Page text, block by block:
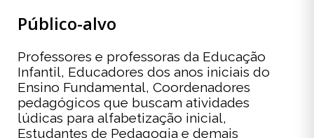
Público-alvo
Professores e professoras da Educação
Infantil, Educadores dos anos iniciais do
Ensino Fundamental, Coordenadores
pedagógicos que buscam atividades
lúdicas para alfabetização inicial,
Estudantes de Pedagogia e demais